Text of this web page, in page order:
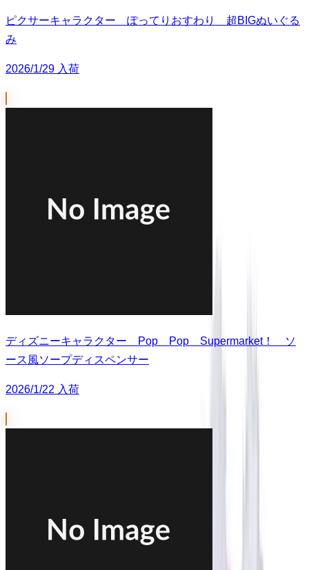
ピクサーキャラクター ぽってりおすわり 超BIGぬいぐる
み
2026/1/29 入荷
ディズニーキャラクター Pop Pop Supermarket！ ソ
ース風ソープディスペンサー
2026/1/22 入荷